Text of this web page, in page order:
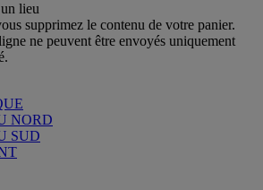
lieu
supprimez le contenu de votre panier.
ne peuvent être envoyés uniquement
NORD
SUD